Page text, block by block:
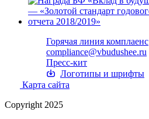
Горячая линия комплаенс
compliance@vbudushee.ru
Пресс-кит
Логотипы и шрифты
Карта сайта
Copyright 2025